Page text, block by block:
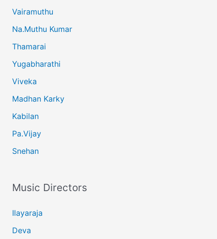
Vairamuthu
Na.Muthu Kumar
Thamarai
Yugabharathi
Viveka
Madhan Karky
Kabilan
Pa.Vijay
Snehan
Music Directors
Ilayaraja
Deva